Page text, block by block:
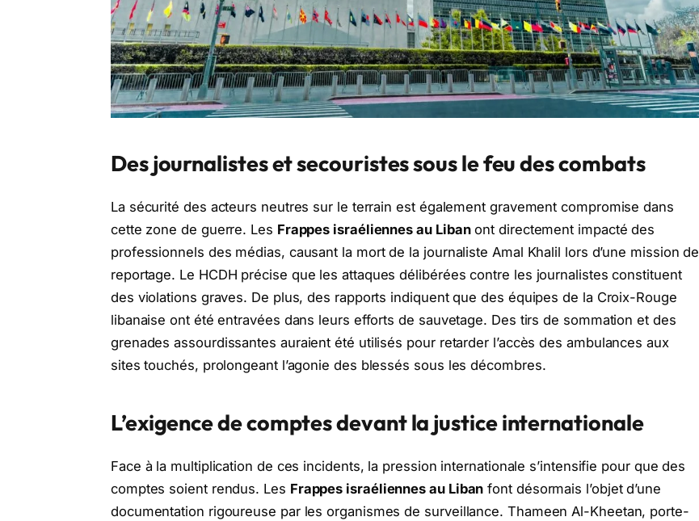
Des journalistes et secouristes sous le feu des combats
La sécurité des acteurs neutres sur le terrain est également gravement compromise dans
cette zone de guerre. Les Frappes israéliennes au Libanont directement impacté des
professionnels des médias, causant la mort de la journaliste Amal Khalil lors d’une mission de
reportage. Le HCDH précise que les attaques délibérées contre les journalistes constituent
des violations graves. De plus, des rapports indiquent que des équipes de la Croix-Rouge
libanaise ont été entravées dans leurs efforts de sauvetage. Des tirs de sommation et des
grenades assourdissantes auraient été utilisés pour retarder l’accès des ambulances aux
sites touchés, prolongeant l’agonie des blessés sous les décombres.
L’exigence de comptes devant la justice internationale
Face à la multiplication de ces incidents, la pression internationale s’intensifie pour que des
comptes soient rendus. Les Frappes israéliennes au Liban font désormais l’objet d’une
documentation rigoureuse par les organismes de surveillance. Thameen Al-Kheetan, porte-